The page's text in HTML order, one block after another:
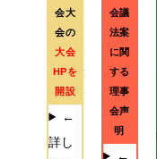
会大
会の
大会
HPを
開設
←
詳し
会議
法案
に関
する
理事
会声
明
←